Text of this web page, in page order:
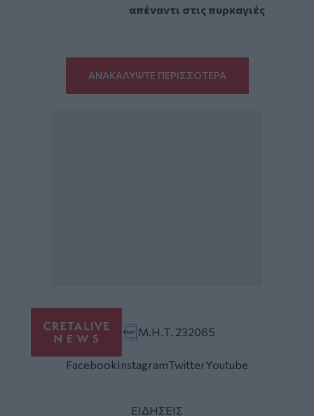
απέναντι στις πυρκαγιές
ΑΝΑΚΑΛΥΨΤΕ ΠΕΡΙΣΣΟΤΕΡΑ
Μ.Η.Τ. 232065
FacebookInstagramTwitterYoutube
ΕΙΔΗΣΕΙΣ